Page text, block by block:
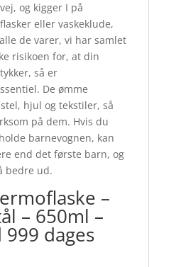
og kigger I på
eller vaskeklude,
de varer, vi har samlet
risikoen for, at din
så er
De ømme
hjul og tekstiler, så
på dem. Hvis du
barnevognen, kan
end det første barn, og
bedre ud.
–
– 650ml –
dages